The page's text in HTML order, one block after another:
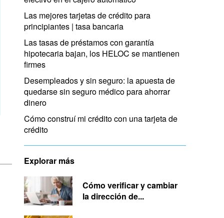
Las mejores tarjetas de crédito para
principiantes | tasa bancaria
Las tasas de préstamos con garantía
hipotecaria bajan, los HELOC se mantienen
firmes
Desempleados y sin seguro: la apuesta de
quedarse sin seguro médico para ahorrar
dinero
Cómo construí mi crédito con una tarjeta de
crédito
Explorar más
Cómo verificar y cambiar
la dirección de...